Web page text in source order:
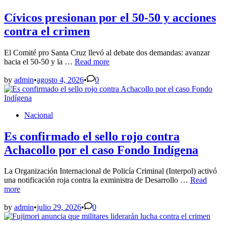
Cívicos presionan por el 50-50 y acciones
contra el crimen
El Comité pro Santa Cruz llevó al debate dos demandas: avanzar
hacia el 50-50 y la … Cívicos
por
el
contra
el
crimen
Read more
by admin•agosto 4, 2026• 0
PostedNacional
Es confirmado el sello rojo contra
Achacollo por el caso Fondo Indígena
La Organización Internacional de Policía Criminal (Interpol) activó
una notificación roja contra la exministra de Desarrollo … Es
rojo
Read
more
by admin•julio 29, 2026• 0